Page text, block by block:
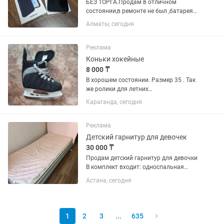
БЕЗ ТОРГА.Продам в отличном
состоянии,в ремонте не был ,батарея
целый день активного
пользования,есть незначительные
чехла,обмена нет
Алматы, сегодня
Реклама
Коньки хокейные
8 000 ₸
В хорошем состоянии. Размер 35 . Так
же ролики для летних
тренировок,ролики в подарок .торг
Караганда, сегодня
Реклама
Детский гарнитур для девочек
30 000 ₸
Продам детский гарнитур для девочки
В комплект входит: односпальная
одежды; комод; письменный стол.
Астана, сегодня
1 2 3 ... 635